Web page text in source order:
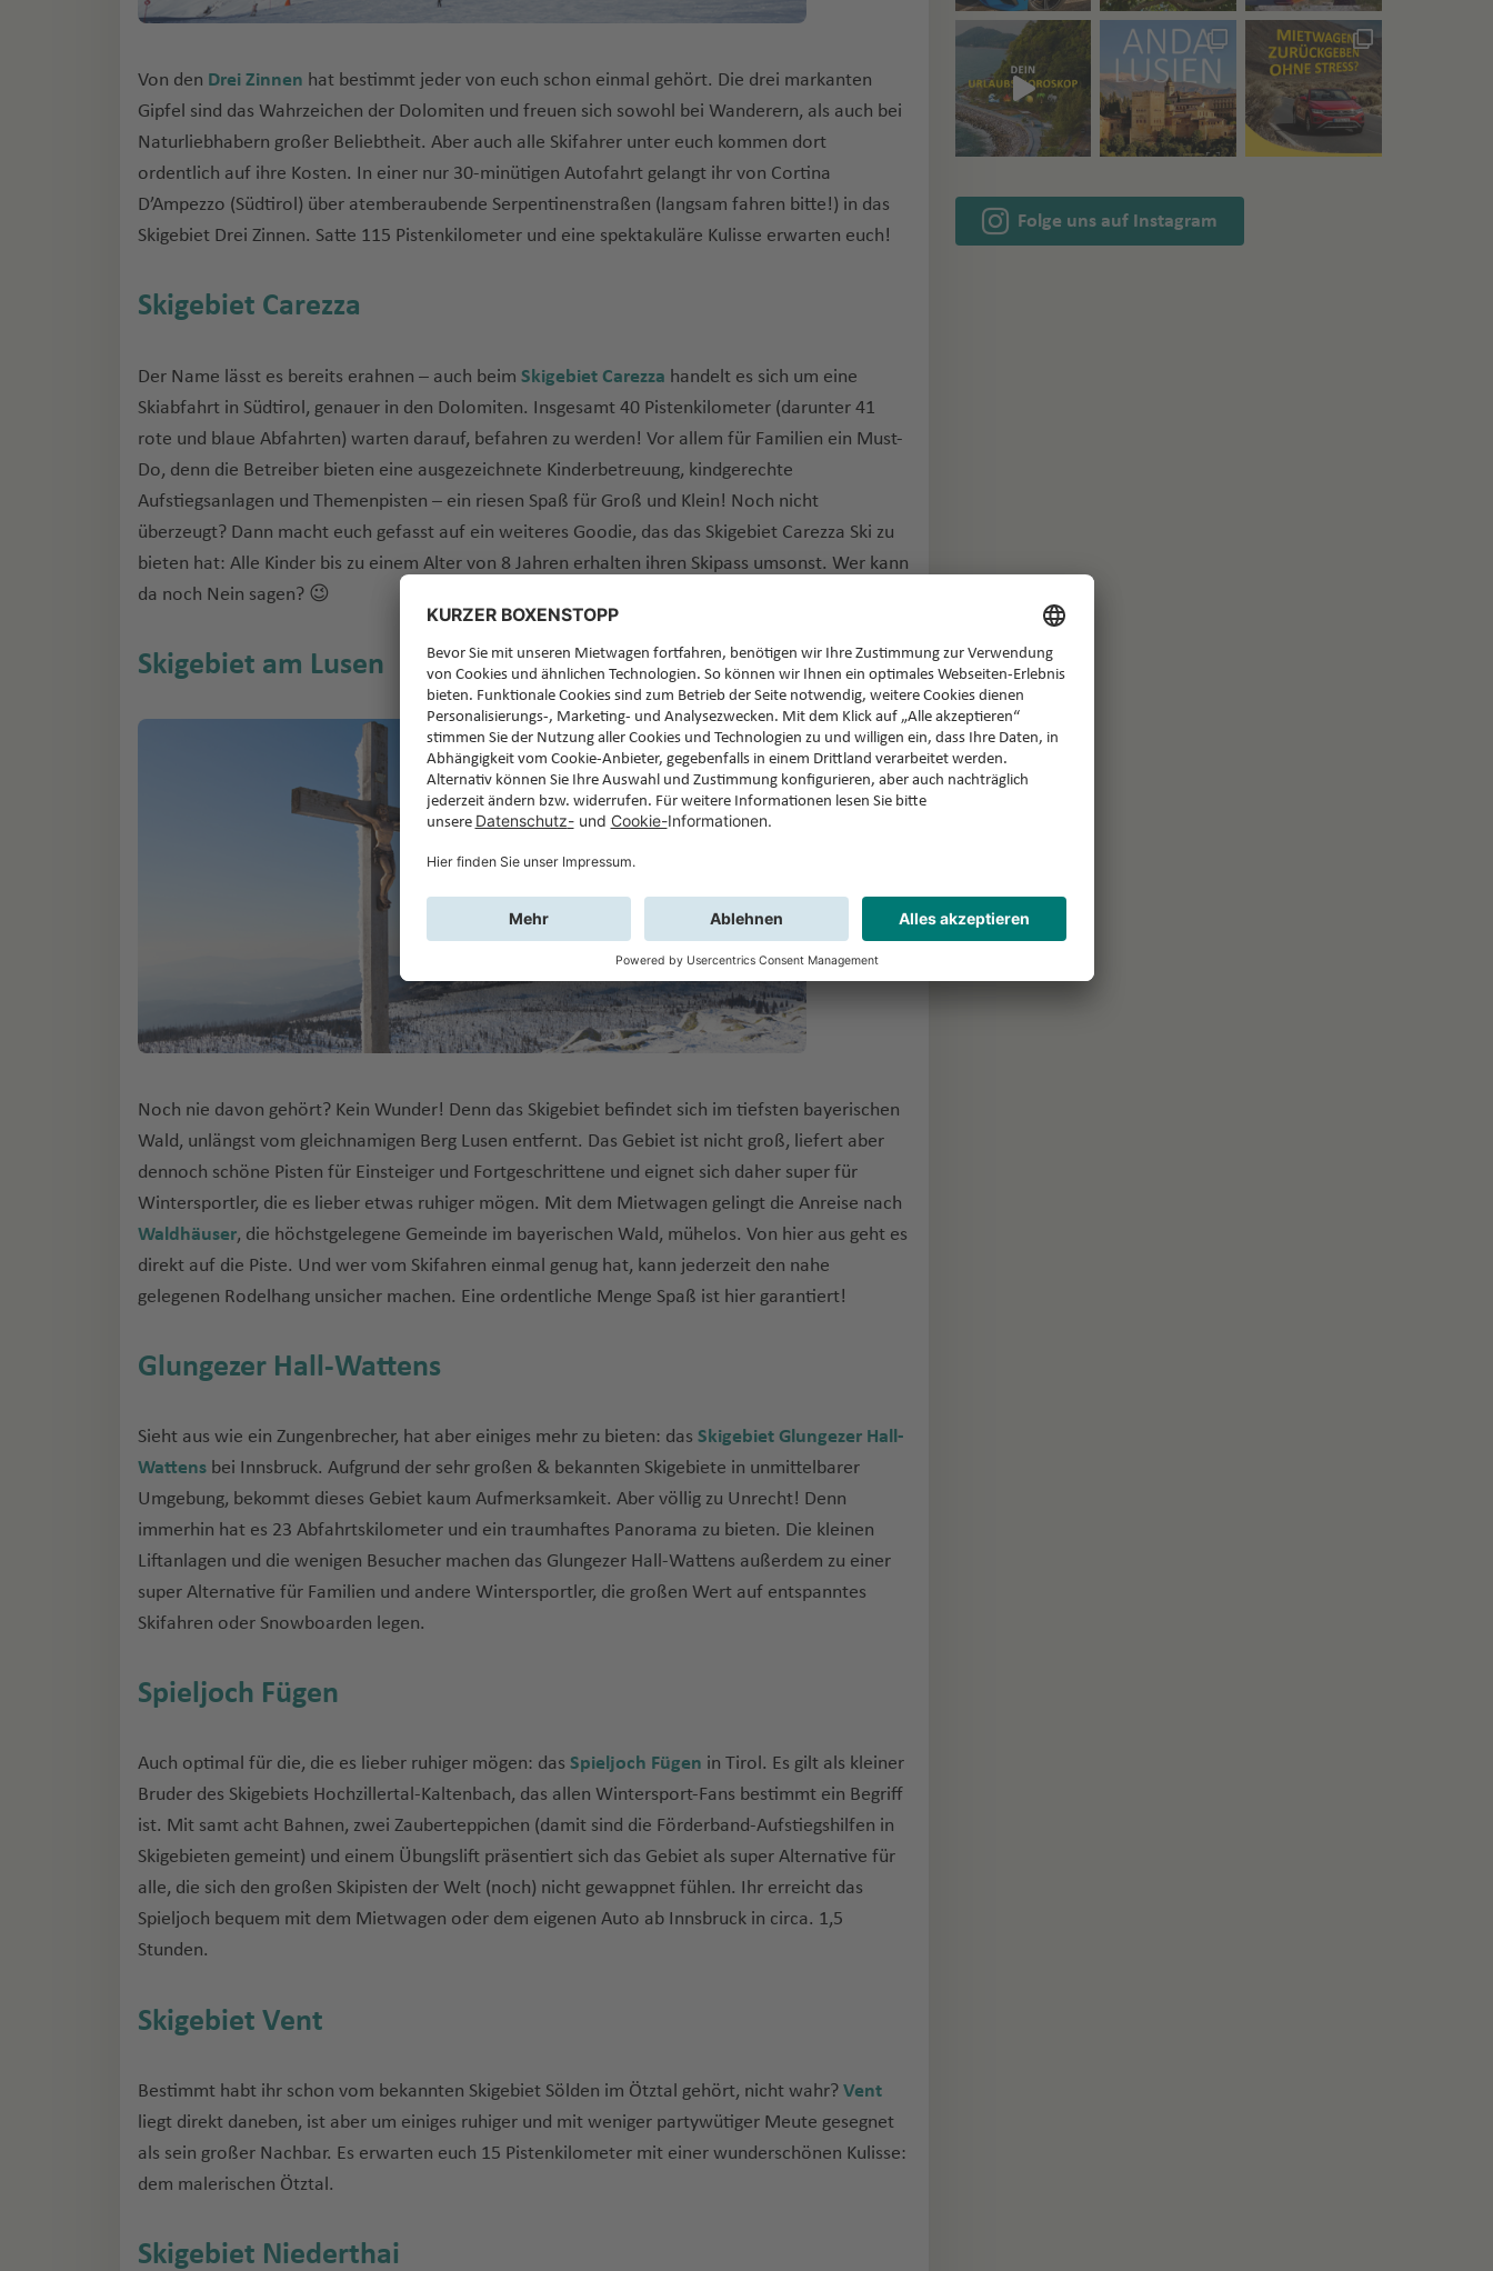
Von den Drei Zinnen hat bestimmt jeder von euch schon einmal gehört. Die drei markanten
Gipfel sind das Wahrzeichen der Dolomiten und freuen sich sowohl bei Wanderern, als auch bei
Naturliebhabern großer Beliebtheit. Aber auch alle Skifahrer unter euch kommen dort
ordentlich auf ihre Kosten. In einer nur 30-minütigen Autofahrt gelangt ihr von Cortina
D’Ampezzo (Südtirol) über atemberaubende Serpentinenstraßen (langsam fahren bitte!) in das
Skigebiet Drei Zinnen. Satte 115 Pistenkilometer und eine spektakuläre Kulisse erwarten euch!
Skigebiet Carezza
Der Name lässt es bereits erahnen – auch beim Skigebiet Carezza handelt es sich um eine
Skiabfahrt in Südtirol, genauer in den Dolomiten. Insgesamt 40 Pistenkilometer (darunter 41
rote und blaue Abfahrten) warten darauf, befahren zu werden! Vor allem für Familien ein Must-
Do, denn die Betreiber bieten eine ausgezeichnete Kinderbetreuung, kindgerechte
Aufstiegsanlagen und Themenpisten – ein riesen Spaß für Groß und Klein! Noch nicht
überzeugt? Dann macht euch gefasst auf ein weiteres Goodie, das das Skigebiet Carezza Ski zu
bieten hat: Alle Kinder bis zu einem Alter von 8 Jahren erhalten ihren Skipass umsonst. Wer kann
da noch Nein sagen? 😉
Skigebiet am Lusen
Noch nie davon gehört? Kein Wunder! Denn das Skigebiet befindet sich im tiefsten bayerischen
Wald, unlängst vom gleichnamigen Berg Lusen entfernt. Das Gebiet ist nicht groß, liefert aber
dennoch schöne Pisten für Einsteiger und Fortgeschrittene und eignet sich daher super für
Wintersportler, die es lieber etwas ruhiger mögen. Mit dem Mietwagen gelingt die Anreise nach
Waldhäuser, die höchstgelegene Gemeinde im bayerischen Wald, mühelos. Von hier aus geht es
direkt auf die Piste. Und wer vom Skifahren einmal genug hat, kann jederzeit den nahe
gelegenen Rodelhang unsicher machen. Eine ordentliche Menge Spaß ist hier garantiert!
Glungezer Hall-Wattens
Sieht aus wie ein Zungenbrecher, hat aber einiges mehr zu bieten: das Skigebiet Glungezer Hall-
Wattens bei Innsbruck. Aufgrund der sehr großen & bekannten Skigebiete in unmittelbarer
Umgebung, bekommt dieses Gebiet kaum Aufmerksamkeit. Aber völlig zu Unrecht! Denn
immerhin hat es 23 Abfahrtskilometer und ein traumhaftes Panorama zu bieten. Die kleinen
Liftanlagen und die wenigen Besucher machen das Glungezer Hall-Wattens außerdem zu einer
super Alternative für Familien und andere Wintersportler, die großen Wert auf entspanntes
Skifahren oder Snowboarden legen.
Spieljoch Fügen
Auch optimal für die, die es lieber ruhiger mögen: das Spieljoch Fügen in Tirol. Es gilt als kleiner
Bruder des Skigebiets Hochzillertal-Kaltenbach, das allen Wintersport-Fans bestimmt ein Begriff
ist. Mit samt acht Bahnen, zwei Zauberteppichen (damit sind die Förderband-Aufstiegshilfen in
Skigebieten gemeint) und einem Übungslift präsentiert sich das Gebiet als super Alternative für
alle, die sich den großen Skipisten der Welt (noch) nicht gewappnet fühlen. Ihr erreicht das
Spieljoch bequem mit dem Mietwagen oder dem eigenen Auto ab Innsbruck in circa. 1,5
Stunden.
Skigebiet Vent
Bestimmt habt ihr schon vom bekannten Skigebiet Sölden im Ötztal gehört, nicht wahr? Vent
liegt direkt daneben, ist aber um einiges ruhiger und mit weniger partywütiger Meute gesegnet
als sein großer Nachbar. Es erwarten euch 15 Pistenkilometer mit einer wunderschönen Kulisse:
dem malerischen Ötztal.
Skigebiet Niederthai
Folge uns auf Instagram